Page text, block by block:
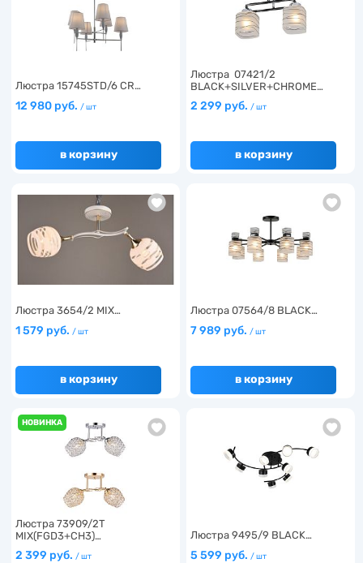
Люстра 15745STD/6 CR…
12 980 руб. / шт
в корзину
Люстра 07421/2
BLACK+SILVER+CHROME…
2 299 руб. / шт
в корзину
Люстра 3654/2 MIX…
1 579 руб. / шт
в корзину
Люстра 07564/8 BLACK…
7 989 руб. / шт
в корзину
НОВИНКА
Люстра 73909/2T
MIX(FGD3+CH3)…
2 399 руб. / шт
Люстра 9495/9 BLACK…
5 599 руб. / шт